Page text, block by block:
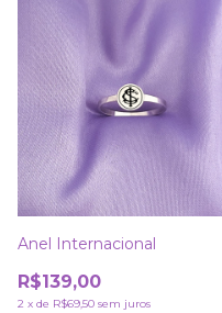
Anel Internacional
R$139,00
2 x de R$69,50 sem juros